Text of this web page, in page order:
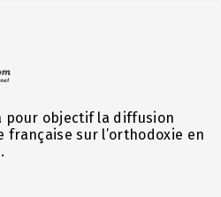
pour objectif la diffusion
française sur l’orthodoxie en